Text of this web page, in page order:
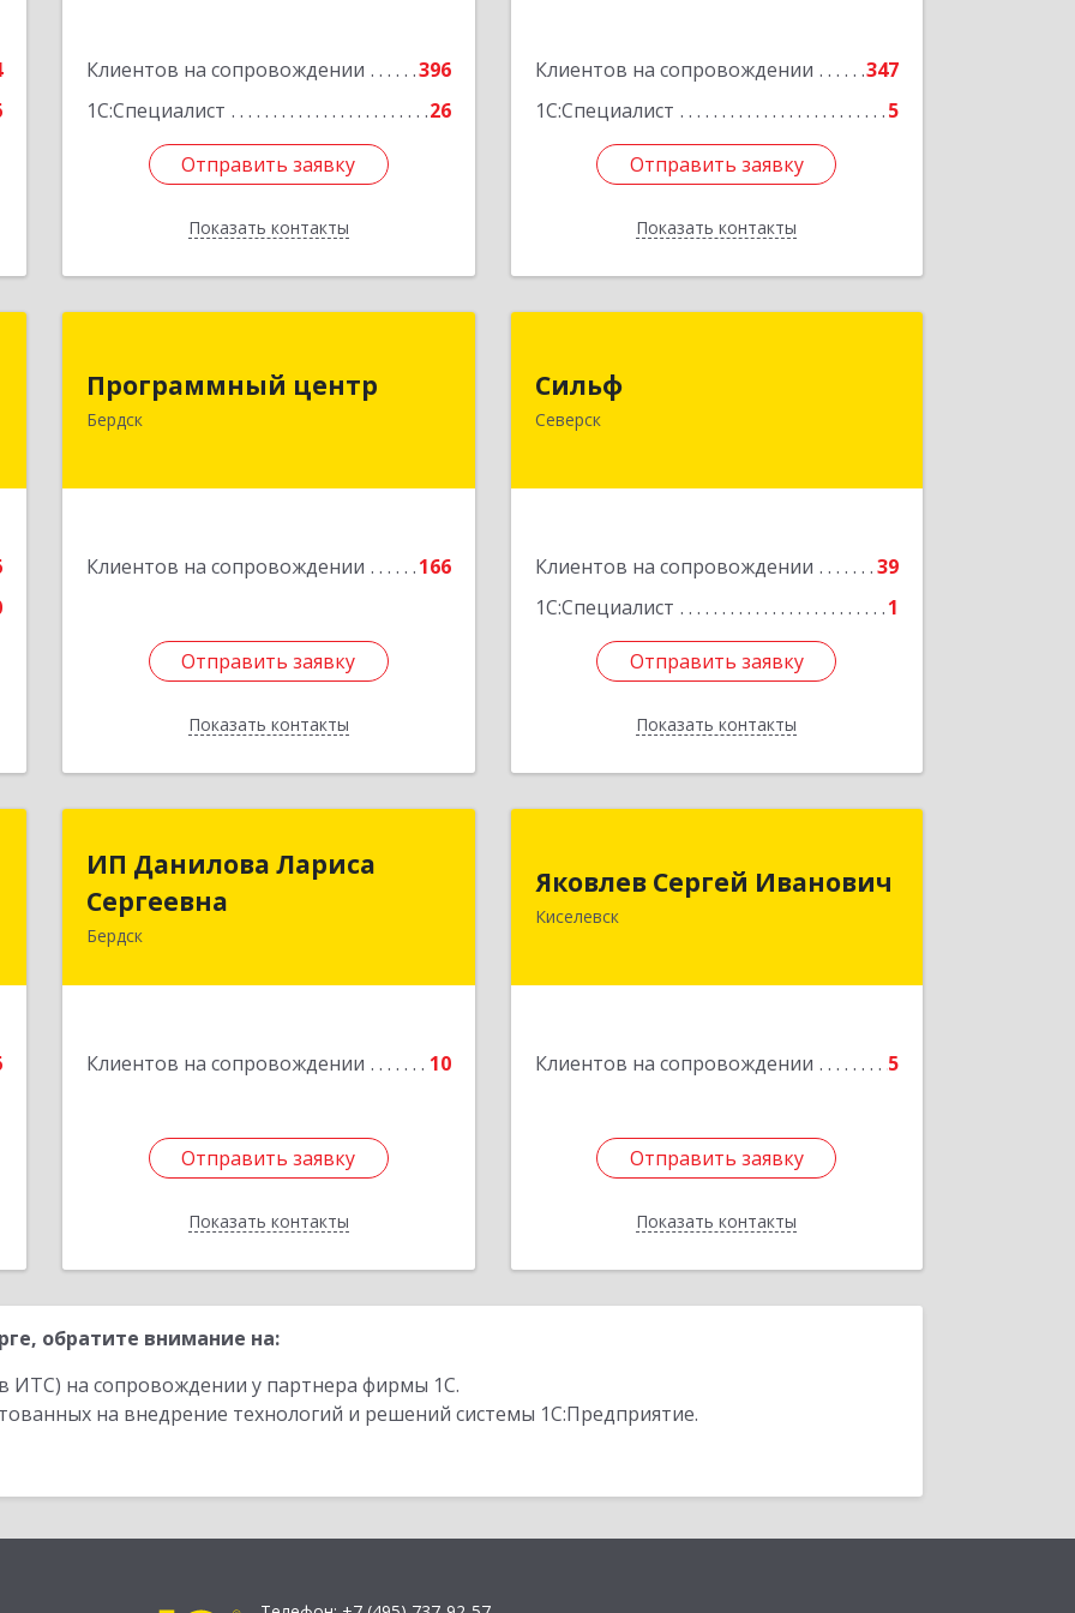
Клиентов на сопровождении
396
1С:Специалист
26
Отправить заявку
Показать контакты
этаж 3, пом.2, оф.301
Отправить заявку
Назад
Клиентов на сопровождении
347
1С:Специалист
5
Отправить заявку
Показать контакты
Отправить заявку
Назад
Программный центр
Бердск
Клиентов на сопровождении 166
Отправить заявку
Показать контакты
633004, Новосибирская обл, Бердск г,
Подробнее
Отправить заявку
Назад
Сильф
Северск
Клиентов на сопровождении
39
1С:Специалист
1
Отправить заявку
Показать контакты
636000, Томская обл, Северск г,
Подробнее
Отправить заявку
Назад
ИП Данилова Лариса
Сергеевна
Бердск
Клиентов на сопровождении 10
Отправить заявку
Показать контакты
Сергеевна
633004, Новосибирская обл, Бердск г,
Отправить заявку
Назад
Яковлев Сергей Иванович
Киселевск
Клиентов на сопровождении 5
Отправить заявку
Показать контакты
650002, Кемеровская обл, г.Кемерово,
пр-т Шахтеров, дом № 90, кв.104
Подробнее
Отправить заявку
Назад
обратите внимание на:
ИТС) на сопровождении у партнера фирмы 1С.
на внедрение технологий и решений системы 1С:Предприятие.